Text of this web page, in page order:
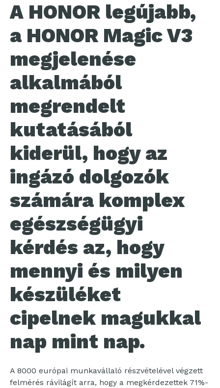
A HONOR legújabb,
a HONOR Magic V3
megjelenése
alkalmából
megrendelt
kutatásából
kiderül, hogy az
ingázó dolgozók
számára komplex
egészségügyi
kérdés az, hogy
mennyi és milyen
készüléket
cipelnek magukkal
nap mint nap.
A 8000 európai munkavállaló részvételével végzett
felmérés rávilágít arra, hogy a megkérdezettek 71%-